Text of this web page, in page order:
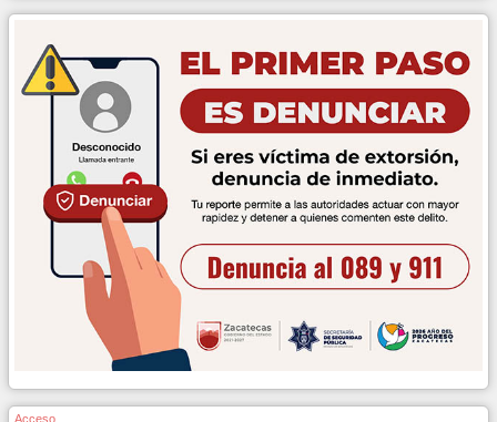
Acceso